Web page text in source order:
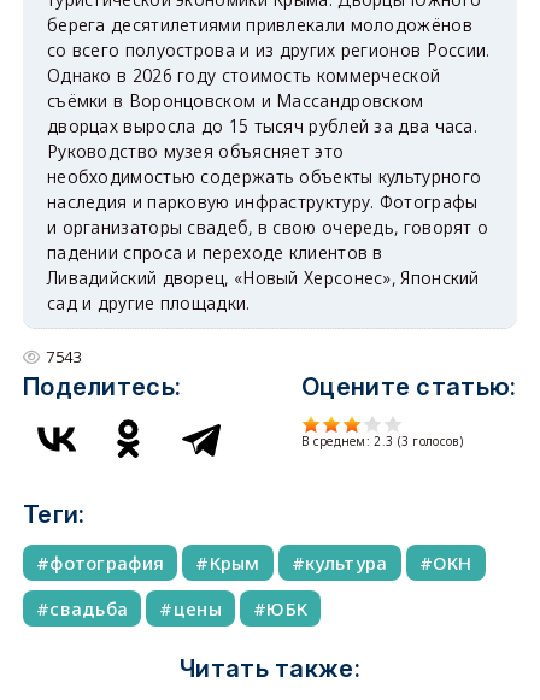
берега десятилетиями привлекали молодожёнов
со всего полуострова и из других регионов России.
Однако в 2026 году стоимость коммерческой
съёмки в Воронцовском и Массандровском
дворцах выросла до 15 тысяч рублей за два часа.
Руководство музея объясняет это
необходимостью содержать объекты культурного
наследия и парковую инфраструктуру. Фотографы
и организаторы свадеб, в свою очередь, говорят о
падении спроса и переходе клиентов в
Ливадийский дворец, «Новый Херсонес», Японский
сад и другие площадки.
7543
Поделитесь: Оцените статью:
В среднем: 2.3 (3 голосов)
Теги:
фотография Крым культура
ОКН
свадьба
цены ЮБК
Читать также: